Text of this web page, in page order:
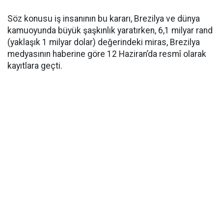
Söz konusu iş insanının bu kararı, Brezilya ve dünya
kamuoyunda büyük şaşkınlık yaratırken, 6,1 milyar rand
(yaklaşık 1 milyar dolar) değerindeki miras, Brezilya
medyasının haberine göre 12 Haziran’da resmî olarak
kayıtlara geçti.